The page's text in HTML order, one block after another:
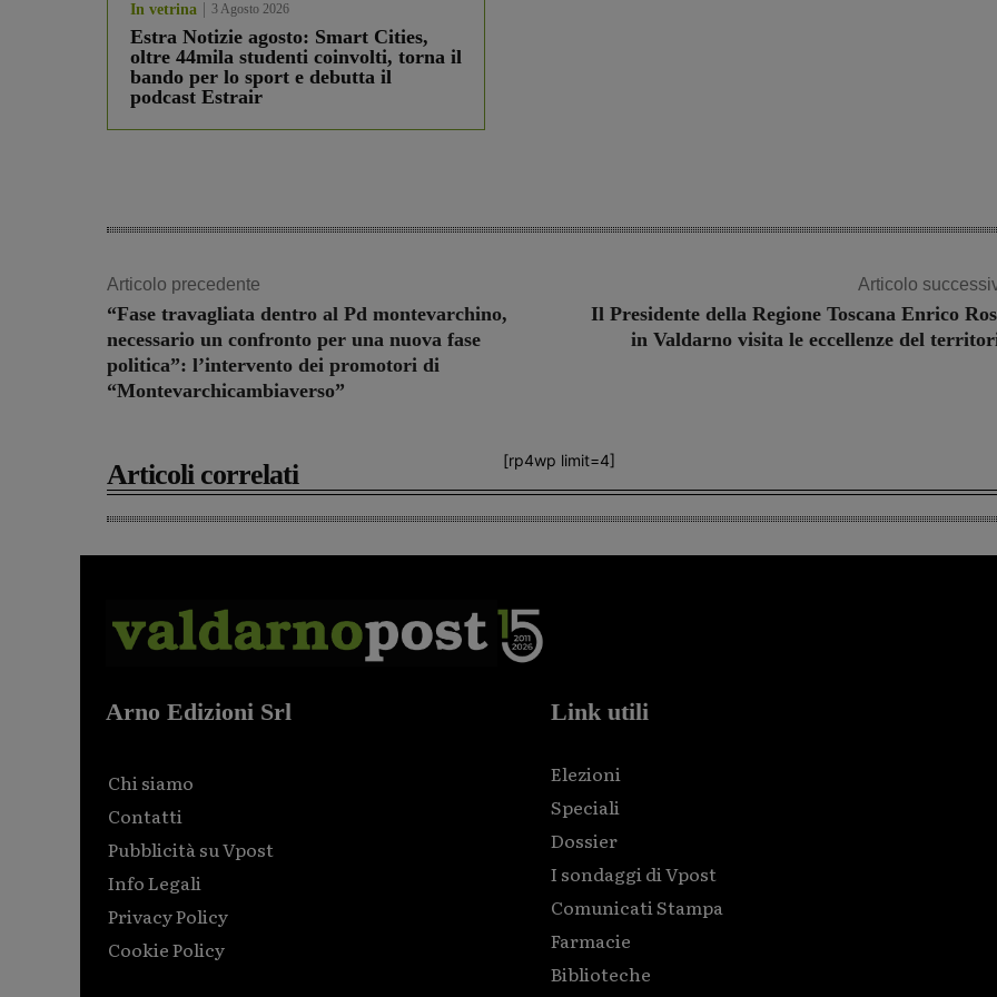
In vetrina 3 Agosto 2026
Estra Notizie agosto: Smart Cities,
oltre 44mila studenti coinvolti, torna il
bando per lo sport e debutta il
podcast Estrair
Articolo precedente
“Fase travagliata dentro al Pd montevarchino,
necessario un confronto per una nuova fase
politica”: l’intervento dei promotori di
“Montevarchicambiaverso”
Articolo
Il Presidente della Regione Toscana Enrico
in Valdarno visita le eccellenze del
[rp4wp limit=4]
Articoli correlati
Arno Edizioni Srl
Chi siamo
Contatti
Pubblicità su Vpost
Info Legali
Privacy Policy
Cookie Policy
Link utili
Elezioni
Speciali
Dossier
I sondaggi di Vpost
Comunicati Stampa
Farmacie
Biblioteche